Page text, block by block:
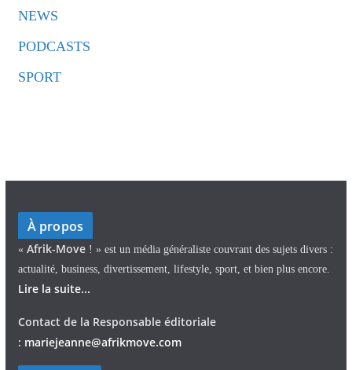
NEWS
PODCASTS
SPORT
À propos
« Afrik-Move ! » est un média généraliste couvrant des sujets divers :
actualité, business, divertissement, lifestyle, sport, et bien plus encore.
Lire la suite...
Contact de la Responsable éditoriale
: mariejeanne@afrikmove.com